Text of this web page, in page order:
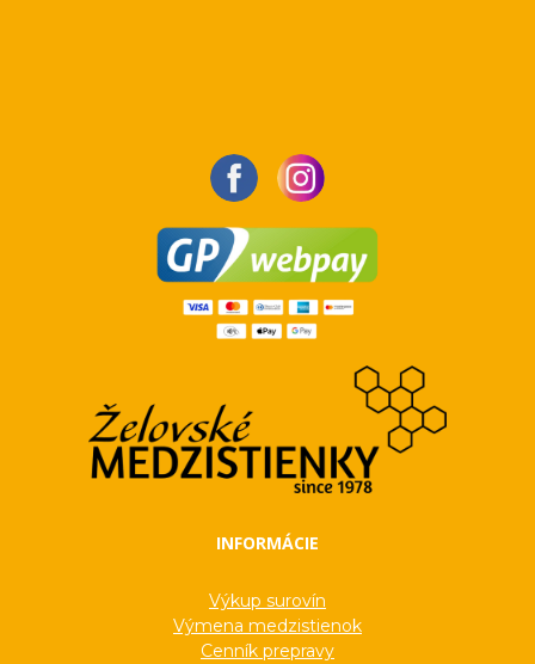
INFORMÁCIE
Výkup surovín
Výmena medzistienok
Cenník prepravy